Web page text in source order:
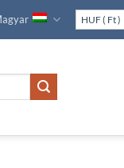
HUF ( Ft )